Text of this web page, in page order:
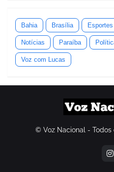
Bahia Brasília Esportes
Notícias Paraíba
Voz com Lucas
© Voz Nacional - Todos